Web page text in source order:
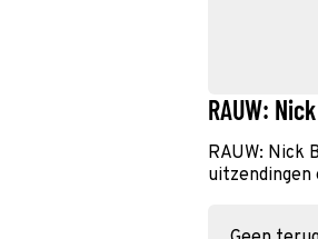
RAUW:
RAUW: Nick